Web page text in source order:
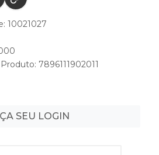
10021027
7896111902011
SEU LOGIN